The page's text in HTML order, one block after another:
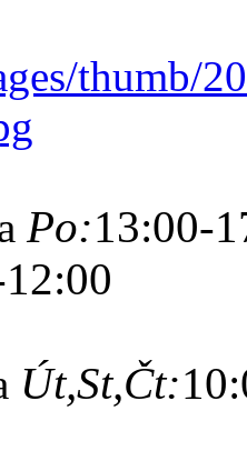
Po:13:00-
Út,St,Čt: